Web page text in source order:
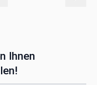
Ihnen